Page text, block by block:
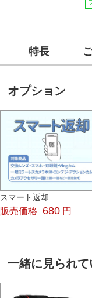
特長
オプション
スマート返却
販売価格 680 円
一緒に見られ